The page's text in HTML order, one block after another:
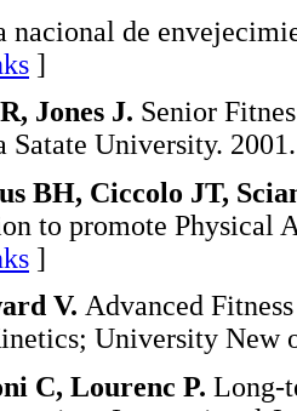
nacional de
]
Jones J. Senior
Satate University.
BH, Ciccolo JT,
to promote Physical
]
V. Advanced
University
C, Lourenc P. Long-